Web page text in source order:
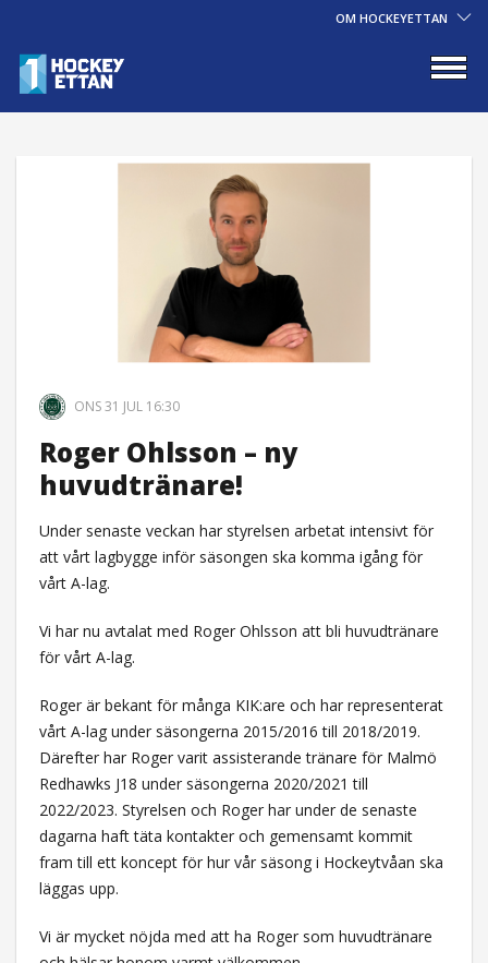
OM HOCKEYETTAN
ONS 31 JUL 16:30
Roger Ohlsson – ny
huvudtränare!
Under senaste veckan har styrelsen arbetat intensivt för
att vårt lagbygge inför säsongen ska komma igång för
vårt A-lag.
Vi har nu avtalat med Roger Ohlsson att bli huvudtränare
för vårt A-lag.
Roger är bekant för många KIK:are och har representerat
vårt A-lag under säsongerna 2015/2016 till 2018/2019.
Därefter har Roger varit assisterande tränare för Malmö
Redhawks J18 under säsongerna 2020/2021 till
2022/2023. Styrelsen och Roger har under de senaste
dagarna haft täta kontakter och gemensamt kommit
fram till ett koncept för hur vår säsong i Hockeytvåan ska
läggas upp.
Vi är mycket nöjda med att ha Roger som huvudtränare